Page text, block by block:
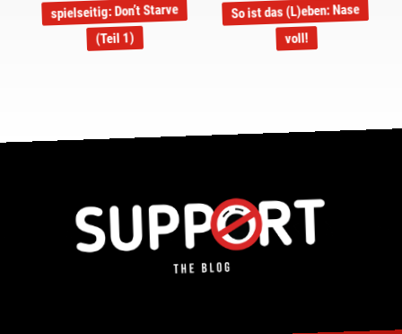
spielseitig: Don’t Starve
(Teil 1)
So ist das (L)eben: Nase
voll!